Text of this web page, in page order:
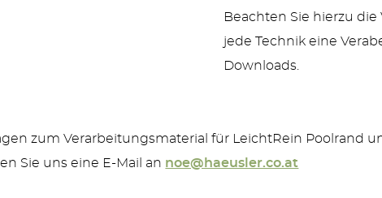
Beachten Sie hierzu
jede Technik eine
Downloads.
zum Verarbeitungsmaterial für LeichtRein Poolrand
Sie uns eine E-Mail an noe@haeusler.co.at